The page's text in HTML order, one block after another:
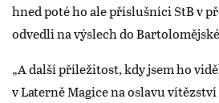
hned poté ho ale příslušníci StB v
odvedli na výslech do
„A další příležitost, kdy jsem ho
v Laterně Magice na oslavu